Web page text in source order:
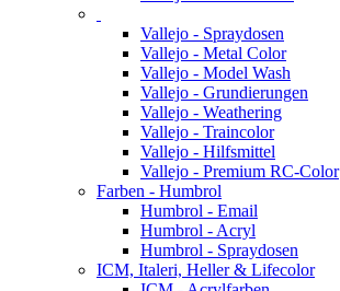
Vallejo - Spraydosen
Vallejo - Metal Color
Vallejo - Model Wash
Vallejo - Grundierungen
Vallejo - Weathering
Vallejo - Traincolor
Vallejo - Hilfsmittel
Vallejo - Premium RC-Color
Farben - Humbrol
Humbrol - Email
Humbrol - Acryl
Humbrol - Spraydosen
ICM, Italeri, Heller & Lifecolor